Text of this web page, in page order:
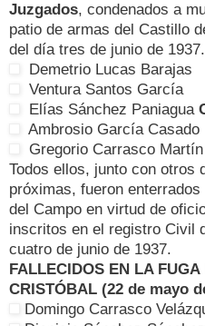
Juzgados, condenados a
patio de armas del Castillo
del día tres de junio de 1937.
Demetrio Lucas Barajas
Ventura Santos García
Elías Sánchez Paniagua
Ambrosio García Casado
Gregorio Carrasco Martín
Todos ellos, junto con otros
próximas, fueron
del Campo en virtud de
inscritos en el registro Civil
cuatro de junio de 1937.
FALLECIDOS EN LA
CRISTÓBAL (22 de mayo
Domingo Carrasco